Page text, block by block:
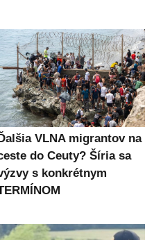
Ďalšia VLNA migrantov na
do Ceuty? Šíria sa
s konkrétnym